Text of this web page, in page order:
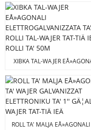
XIBKA TAL-WAJER
ROLLI TAL-WAJER TAT-TIÄ
ROLLI TA' 50M
ROLL TA' MALJA EÅ»AGONALI